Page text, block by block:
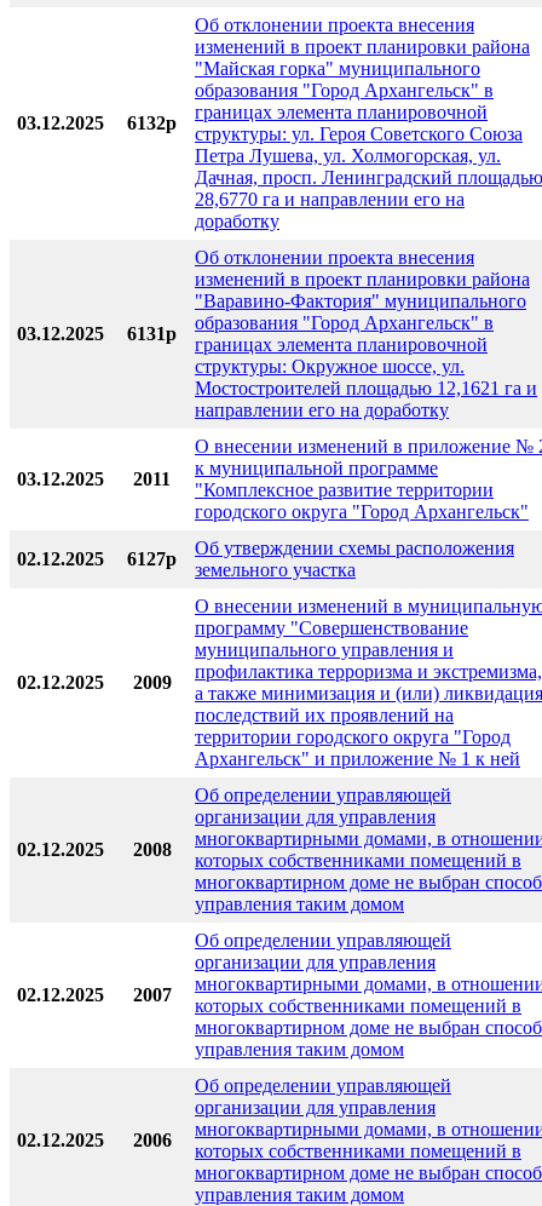
03.12.2025 6132р
Об отклонении проекта внесения
изменений в проект планировки района
"Майская горка" муниципального
образования "Город Архангельск" в
границах элемента планировочной
структуры: ул. Героя Советского Союза
Петра Лушева, ул. Холмогорская, ул.
Дачная, просп. Ленинградский площадью
28,6770 га и направлении его на
доработку
03.12.2025 6131р
Об отклонении проекта внесения
изменений в проект планировки района
"Варавино-Фактория" муниципального
образования "Город Архангельск" в
границах элемента планировочной
структуры: Окружное шоссе, ул.
Мостостроителей площадью 12,1621 га и
направлении его на доработку
03.12.2025 2011
О внесении изменений в приложение №
к муниципальной программе
"Комплексное развитие территории
городского округа "Город Архангельск"
02.12.2025 6127р
Об утверждении схемы расположения
земельного участка
02.12.2025 2009
О внесении изменений в
программу "Совершенствование
муниципального управления и
профилактика терроризма и экстремизма,
а также минимизация и (или) ликвидация
последствий их проявлений на
территории городского округа "Город
Архангельск" и приложение № 1 к ней
02.12.2025 2008
Об определении управляющей
организации для управления
многоквартирными домами, в
которых собственниками помещений в
многоквартирном доме не выбран способ
управления таким домом
02.12.2025 2007
Об определении управляющей
организации для управления
многоквартирными домами, в
которых собственниками помещений в
многоквартирном доме не выбран способ
управления таким домом
02.12.2025 2006
Об определении управляющей
организации для управления
многоквартирными домами, в
которых собственниками помещений в
многоквартирном доме не выбран способ
управления таким домом